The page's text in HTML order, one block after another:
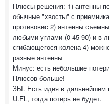
Плюсы решения: 1) антенны
обычные "хвосты" с
противовес 2) антенны
любыми углами (0-45-90) и в
сгибающегося колена 4)
разные антенны
Минус: есть небольшие
Плюсов больше!
ЗЫ. Есть идея в дальнейшем
U.FL, тогда потерь не будет.